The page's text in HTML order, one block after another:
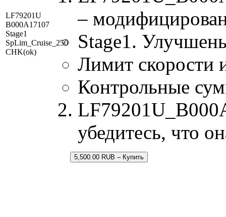
LF79201U
B000A17107
Stage1
SpLim_Cruise_250
CHK(ok)
–
Stage1.
Лимит скорости
Контрольные
убедитесь, что
5,500.00 RUB – Купить